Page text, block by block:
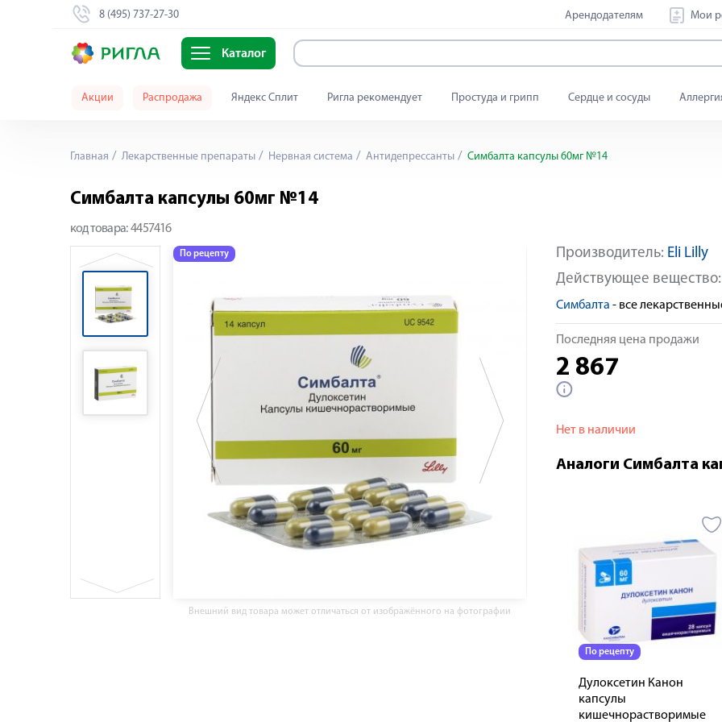
8 (495) 737-27-30 Арендодателям Мои
Каталог
Акции Распродажа Яндекс Сплит Ригла рекомендует Простуда и грипп Сердце и сосуды
Главная Лекарственные препараты Нервная система Антидепрессанты Симбалта капсулы 60мг №14
Симбалта капсулы 60мг №14
код товара: 4457416
По рецепту По рецепту
Внешний вид товара может отличаться от изображённого на фотографии
Производитель: Eli Lilly
Действующее вещество:
Симбалта - все
Последняя цена продажи
2 867
Нет в наличии
Аналоги Симбалта
По рецепту
Дулоксетин Канон
капсулы
кишечнорастворимые